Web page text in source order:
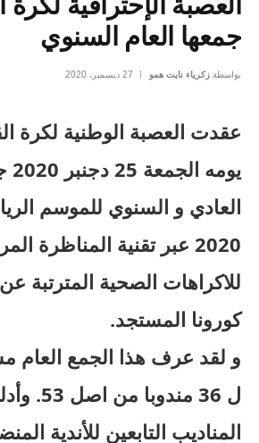
جمعها العام السنوي
بواسطة زكرياء نايت همو 27 ديسمبر، 2020
عقدت العصبة الوطنية لكرة
2020 عبر تقنية المناظرة
للاكراهات الصحية المترتبة
كورونا المستجد.
و لقد عرف هذا الجمع العام
ل 36
المناديب التابعين للأندية